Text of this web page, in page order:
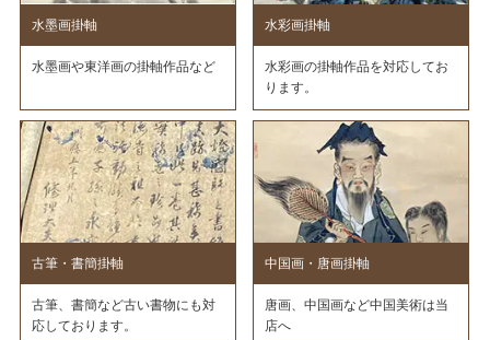
水墨画掛軸
水墨画や東洋画の掛軸作品など
水彩画掛軸
水彩画の掛軸作品を対応してお
ります。
古筆・書簡掛軸
古筆、書簡など古い書物にも対
応しております。
中国画・唐画掛軸
唐画、中国画など中国美術は当
店へ